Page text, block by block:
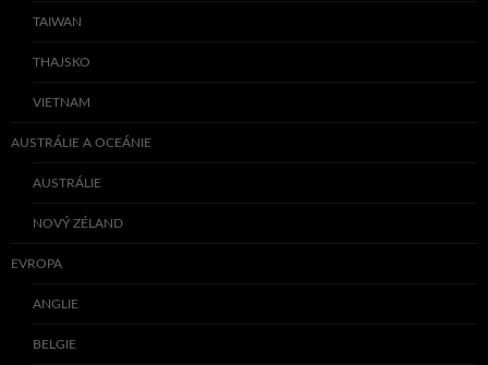
TAIWAN
THAJSKO
VIETNAM
AUSTRÁLIE A OCEÁNIE
AUSTRÁLIE
NOVÝ ZÉLAND
EVROPA
ANGLIE
BELGIE